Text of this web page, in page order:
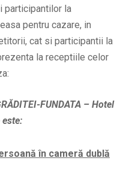
participantilor la
pentru cazare, in
cat si participantii la
la receptiile celor
FUNDATA – Hotel
în cameră dublă